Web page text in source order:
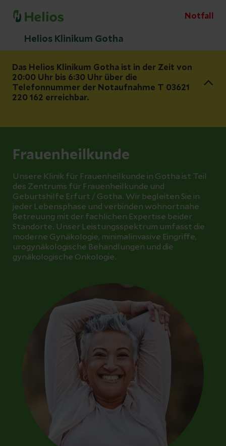
Notfall
Helios Klinikum Gotha
Das Helios Klinikum Gotha ist in der Zeit von
20:00 Uhr bis 6:30 Uhr über die
Telefonnummer der Notaufnahme T 03621
220 162 erreichbar.
Frauenheilkunde
Unsere Klinik für Frauenheilkunde in Gotha ist Teil
des Zentrums für Frauenheilkunde und
Geburtshilfe Erfurt / Gotha. Wir begleiten Sie in
jeder Lebensphase und verbinden wohnortnahe
Betreuung mit der fachlichen Expertise beider
Standorte. Unser Leistungsspektrum umfasst die
moderne Gynäkologie, minimalinvasive Eingriffe,
urogynäkologische Behandlungen und die
gynäkologische Onkologie.